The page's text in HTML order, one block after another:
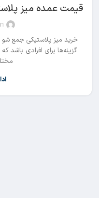
قیمت عمده میز
خرید میز پلاستیکی جمع شو
گزینه‌ها برای افرادی باشد